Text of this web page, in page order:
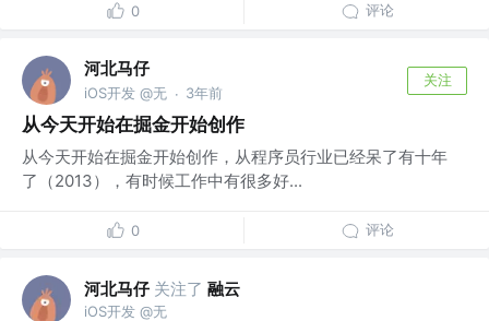
0 评论
河北马仔
iOS开发 @无 · 3年前
关注
从今天开始在掘金开始创作
从今天开始在掘金开始创作，从程序员行业已经呆了有十年
了（2013），有时候工作中有很多好...
0 评论
河北马仔 关注了 融云
iOS开发 @无